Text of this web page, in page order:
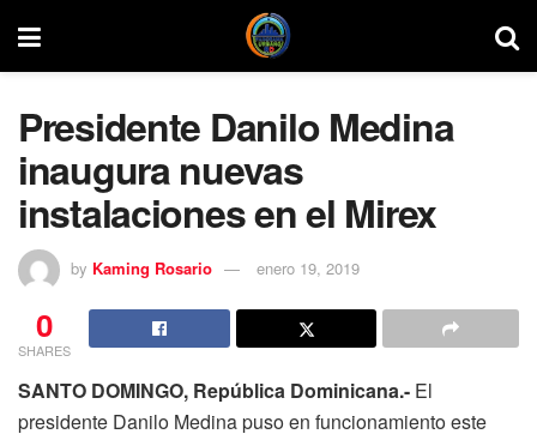
Presidente Danilo Medina
inaugura nuevas
instalaciones en el Mirex
by Kaming Rosario enero 19, 2019
0
SHARES
SANTO DOMINGO, República Dominicana.- El
presidente Danilo Medina puso en funcionamiento este